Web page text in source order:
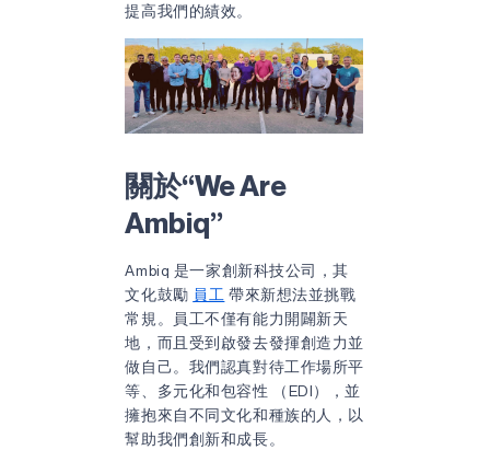
提高我們的績效。
關於“We Are
Ambiq”
Ambiq 是一家創新科技公司，其
文化鼓勵 員工 帶來新想法並挑戰
常規。員工不僅有能力開闢新天
地，而且受到啟發去發揮創造力並
做自己。我們認真對待工作場所平
等、多元化和包容性 （EDI），並
擁抱來自不同文化和種族的人，以
幫助我們創新和成長。